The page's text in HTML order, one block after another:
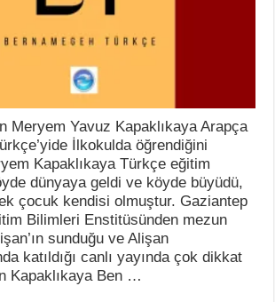
Meryem Yavuz Kapaklıkaya Arapça
İlkokulda öğrendiğini
Kapaklıkaya Türkçe eğitim
dünyaya geldi ve köyde büyüdü,
çocuk kendisi olmuştur. Gaziantep
Bilimleri Enstitüsünden mezun
sunduğu ve Alişan
katıldığı canlı yayında çok dikkat
Kapaklıkaya Ben …